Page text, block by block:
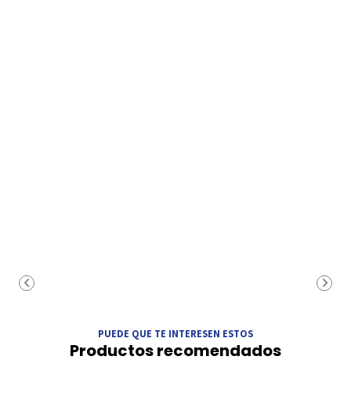
PUEDE QUE TE INTERESEN ESTOS
Productos recomendados